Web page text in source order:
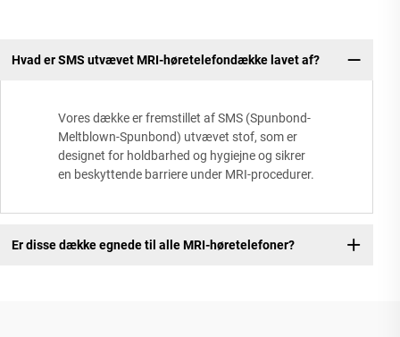
Hvad er SMS utvævet MRI-høretelefondække lavet af?
Vores dække er fremstillet af SMS (Spunbond-
Meltblown-Spunbond) utvævet stof, som er
designet for holdbarhed og hygiejne og sikrer
en beskyttende barriere under MRI-procedurer.
Er disse dække egnede til alle MRI-høretelefoner?